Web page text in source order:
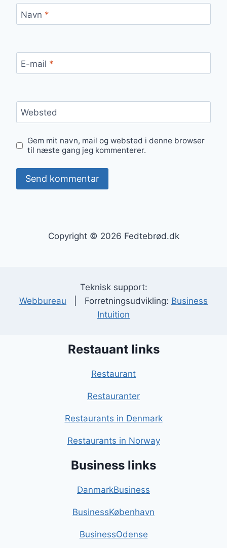
Navn *
E-mail *
Websted
Gem mit navn, mail og websted i denne browser
til næste gang jeg kommenterer.
Copyright © 2026 Fedtebrød.dk
Teknisk support:
Webbureau | Forretningsudvikling: Business
Intuition
Restauant links
Restaurant
Restauranter
Restaurants in Denmark
Restaurants in Norway
Business links
DanmarkBusiness
BusinessKøbenhavn
BusinessOdense